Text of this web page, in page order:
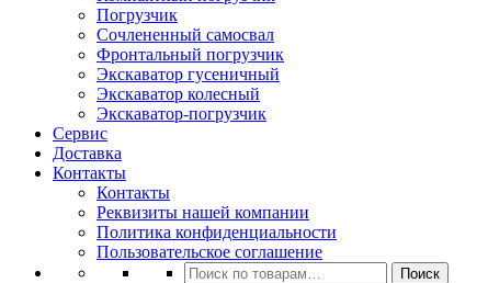
Погрузчик
Сочлененный самосвал
Фронтальный погрузчик
Экскаватор гусеничный
Экскаватор колесный
Экскаватор-погрузчик
Сервис
Доставка
Контакты
Контакты
Реквизиты нашей компании
Политика конфиденциальности
Пользовательское соглашение
Искать:
Поиск